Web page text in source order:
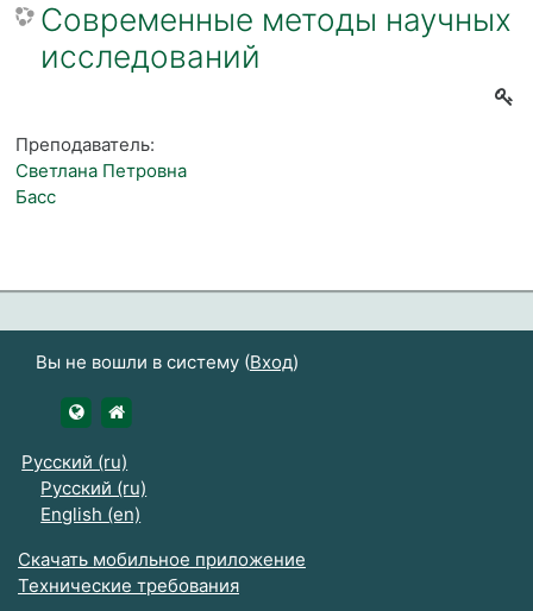
Современные методы научных
исследований
Преподаватель:
Светлана Петровна
Басс
Вы не вошли в систему (Вход)
https://udsau.ru
Русский ‎(ru)‎
Русский ‎(ru)‎
English ‎(en)‎
Скачать мобильное приложение
Технические требования